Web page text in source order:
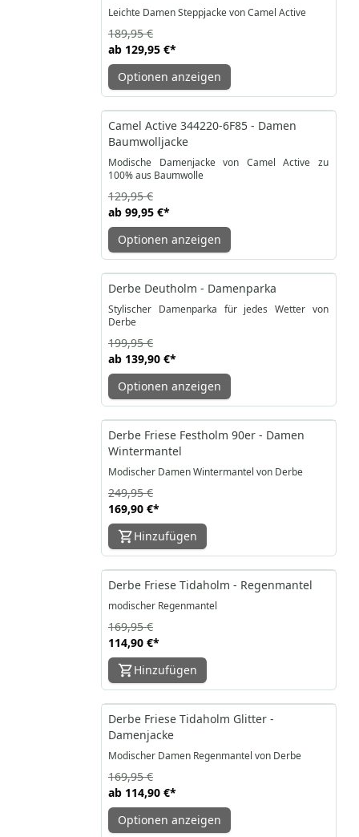
Leichte Damen Steppjacke von Camel Active
ab 129,95 €*
189,95 €
Optionen anzeigen
-23%
Camel Active 344220-6F85 - Damen
Baumwolljacke
Modische Damenjacke von Camel Active zu
100% aus Baumwolle
ab 99,95 €*
129,95 €
Optionen anzeigen
-30%
Derbe Deutholm - Damenparka
Stylischer Damenparka für jedes Wetter von
Derbe
ab 139,90 €*
199,95 €
Optionen anzeigen
-32%
Derbe Friese Festholm 90er - Damen
Wintermantel
Modischer Damen Wintermantel von Derbe
169,90 €*
249,95 €
Hinzufügen
-32%
Derbe Friese Tidaholm - Regenmantel
modischer Regenmantel
114,90 €*
169,95 €
Hinzufügen
-32%
Derbe Friese Tidaholm Glitter -
Damenjacke
Modischer Damen Regenmantel von Derbe
ab 114,90 €*
169,95 €
Optionen anzeigen